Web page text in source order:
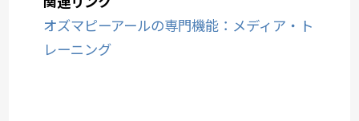
オズマピーアールの専門機能：メディア・ト
レーニング